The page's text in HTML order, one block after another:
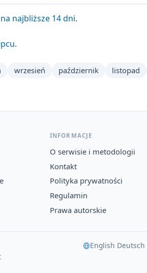
najbliższe 14 dni.
.
wrzesień październik listopad
INFORMACJE
O serwisie i metodologii
Kontakt
Polityka prywatności
Regulamin
Prawa autorskie
English Deutsch